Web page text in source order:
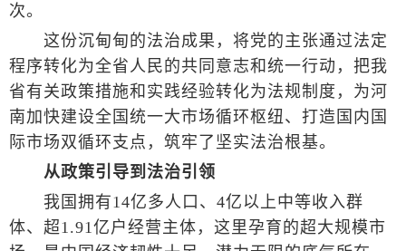
次。
这份沉甸甸的法治成果，将党的主张通过法定
程序转化为全省人民的共同意志和统一行动，把我
省有关政策措施和实践经验转化为法规制度，为河
南加快建设全国统一大市场循环枢纽、打造国内国
际市场双循环支点，筑牢了坚实法治根基。
从政策引导到法治引领
我国拥有14亿多人口、4亿以上中等收入群
体、超1.91亿户经营主体，这里孕育的超大规模市